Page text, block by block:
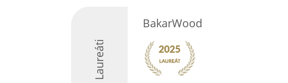
Laureáti
BakarWood